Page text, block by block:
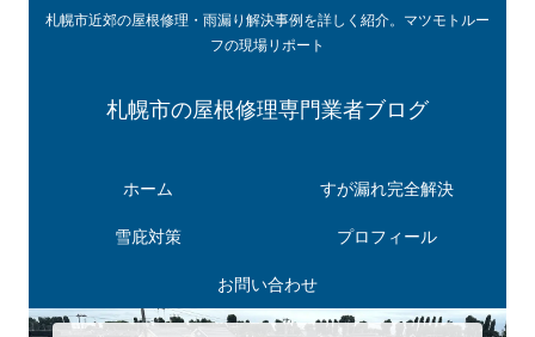
札幌市近郊の屋根修理・雨漏り解決事例を詳しく紹介。マツモトルー
フの現場リポート
札幌市の屋根修理専門業者ブログ
ホーム すが漏れ完全解決
雪庇対策 プロフィール
お問い合わせ